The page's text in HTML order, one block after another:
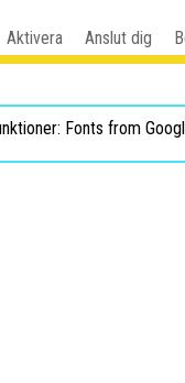
Aktivera Anslut dig
Fonts from